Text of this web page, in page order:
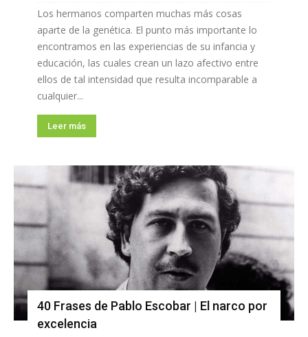
Los hermanos comparten muchas más cosas
aparte de la genética. El punto más importante lo
encontramos en las experiencias de su infancia y
educación, las cuales crean un lazo afectivo entre
ellos de tal intensidad que resulta incomparable a
cualquier...
Leer más
40 Frases de Pablo Escobar | El narco por
excelencia